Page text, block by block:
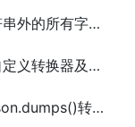
Java 替换字符串中除指定特殊子字符串外的所有字符的方法
.NET Core(C#) System.Text.Json自定义转换器及获取属性名称的方法及示例代码
Python SQLAlchemy查询结果使用json.dumps()转成JSON字符串方法